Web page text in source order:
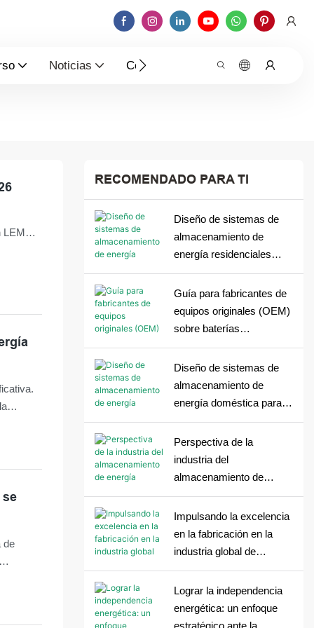
Noticias Contáctenos
se
de
RECOMENDADO PARA TI
Diseño de sistemas de
almacenamiento de
energía residenciales
para entornos de red
inestables: lecciones de
Nigeria
Guía para fabricantes de
equipos originales (OEM)
sobre baterías
domésticas: Lo que los
fabricantes necesitan
antes de que comience la
producción.
Diseño de sistemas de
almacenamiento de
energía doméstica para
zonas con suministro
eléctrico inestable.
Perspectiva de la
industria del
almacenamiento de
energía residencial en
2026: de la expansión a la
madurez estructural
Impulsando la excelencia
en la fabricación en la
industria global de
almacenamiento de
energía para el hogar
Lograr la independencia
energética: un enfoque